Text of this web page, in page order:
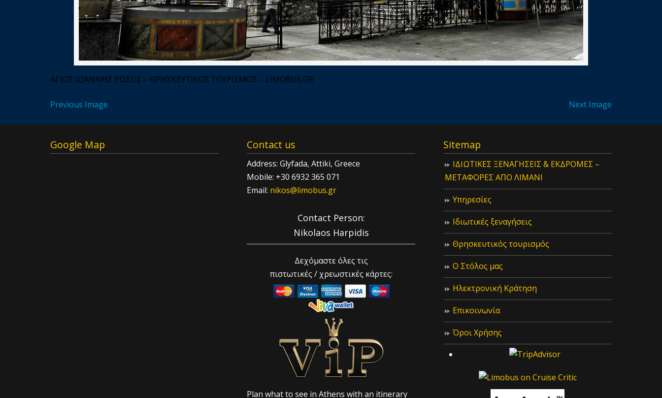
ΑΓΙΟΣ ΙΩΑΝΝΗΣ ΡΩΣΟΣ – ΘΡΗΣΚΕΥΤΙΚΟΣ ΤΟΥΡΙΣΜΟΣ – LIMOBUS.GR
Previous Image Next Image
Google Map Contact us
Address: Glyfada, Attiki, Greece
Mobile: +30 6932 365 071
Email: nikos@limobus.gr
Contact Person:
Nikolaos Harpidis
Δεχόμαστε όλες τις
πιστωτικές / χρεωστικές κάρτες:
Plan what to see in Athens with an itinerary
Sitemap
ΙΔIΩΤΙΚΕΣ ΞΕΝΑΓΗΣΕΙΣ & ΕΚΔΡΟΜΕΣ –
ΜΕΤΑΦΟΡΕΣ ΑΠΟ ΛΙΜΑΝΙ
Υπηρεσίες
Ιδιωτικές ξεναγήσεις
Θρησκευτικός τουρισμός
Ο Στόλος μας
Ηλεκτρονική Κράτηση
Επικοινωνία
Όροι Χρήσης